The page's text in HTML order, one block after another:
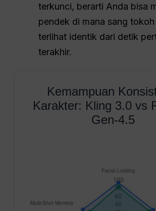
terkunci, berarti Anda bisa
pendek di mana sang
terlihat identik dari detik
terakhir.
Kemampuan
Karakter: Kling 3.0 vs
Gen-4.5